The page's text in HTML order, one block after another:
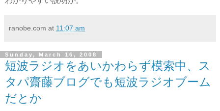
ranobe.com at 11:07 am
Sunday, March 16, 2008
短波ラジオをあいかわらず模索中、ス
タパ齋藤ブログでも短波ラジオブーム
だとか